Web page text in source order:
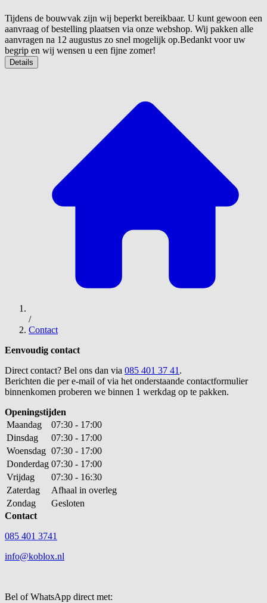
Tijdens de bouwvak zijn wij beperkt bereikbaar. U kunt gewoon een
aanvraag of bestelling plaatsen via onze webshop. Wij pakken alle
aanvragen na 12 augustus zo snel mogelijk op.Bedankt voor uw
begrip en wij wensen u een fijne zomer!
Details
/
Contact
Eenvoudig contact
Direct contact? Bel ons dan via 085 401 37 41 .
Berichten die per e-mail of via het onderstaande contactformulier
binnenkomen proberen we binnen 1 werkdag op te pakken.
Openingstijden
Maandag
07:30 - 17:00
Dinsdag
07:30 - 17:00
Woensdag 07:30 - 17:00
Donderdag 07:30 - 17:00
Vrijdag
07:30 - 16:30
Zaterdag
Afhaal in overleg
Zondag
Gesloten
Contact
085 401 3741
info@koblox.nl
Bel of WhatsApp direct met: